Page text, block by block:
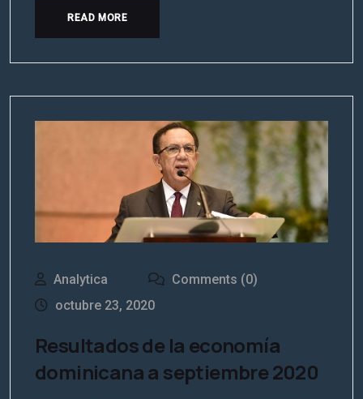
READ MORE
Analytica
Comments (0)
octubre 23, 2020
Resultados de la economía
dominicana a septiembre 2020